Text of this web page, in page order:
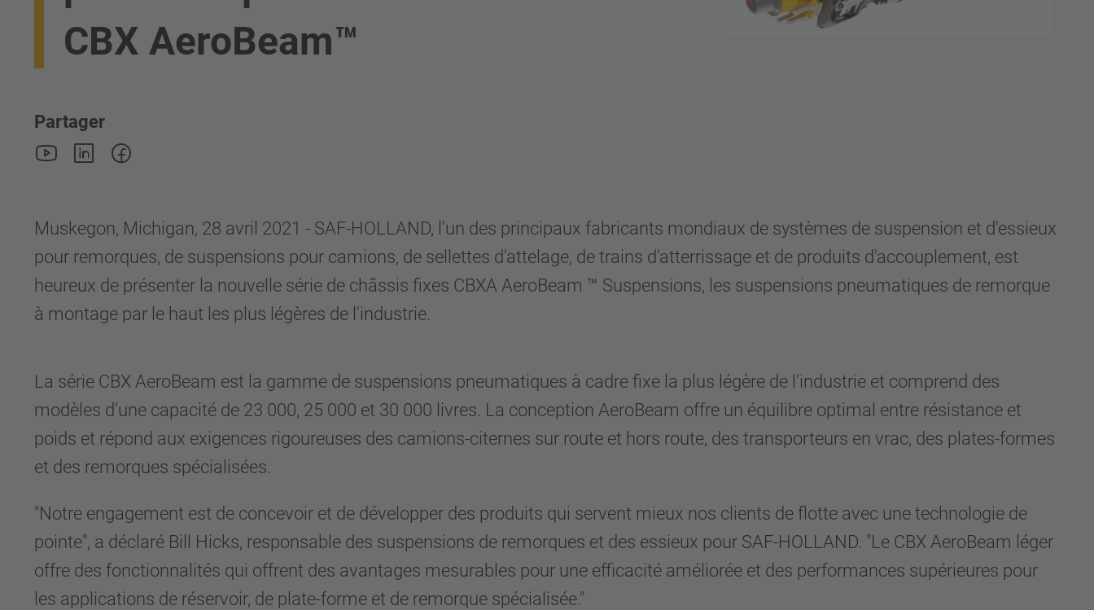
CBX AeroBeam™
Partager
Muskegon, Michigan, 28 avril 2021 - SAF-HOLLAND, l'un des principaux fabricants mondiaux de systèmes de suspension et d'essieux
pour remorques, de suspensions pour camions, de sellettes d'attelage, de trains d'atterrissage et de produits d'accouplement, est
heureux de présenter la nouvelle série de châssis fixes CBXA AeroBeam ™ Suspensions, les suspensions pneumatiques de remorque
à montage par le haut les plus légères de l'industrie.
La série CBX AeroBeam est la gamme de suspensions pneumatiques à cadre fixe la plus légère de l'industrie et comprend des
modèles d'une capacité de 23 000, 25 000 et 30 000 livres. La conception AeroBeam offre un équilibre optimal entre résistance et
poids et répond aux exigences rigoureuses des camions-citernes sur route et hors route, des transporteurs en vrac, des plates-formes
et des remorques spécialisées.
"Notre engagement est de concevoir et de développer des produits qui servent mieux nos clients de flotte avec une technologie de
pointe", a déclaré Bill Hicks, responsable des suspensions de remorques et des essieux pour SAF-HOLLAND. "Le CBX AeroBeam léger
offre des fonctionnalités qui offrent des avantages mesurables pour une efficacité améliorée et des performances supérieures pour
les applications de réservoir, de plate-forme et de remorque spécialisée."